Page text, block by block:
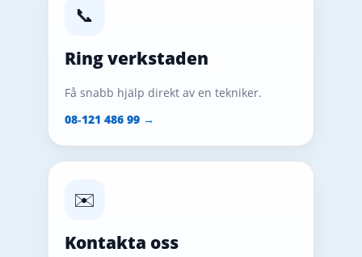
📞
Ring verkstaden
Få snabb hjälp direkt av en tekniker.
08‑121 486 99 →
✉️
Kontakta oss